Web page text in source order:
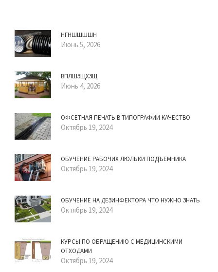
НГНШШШШН
Июнь 5, 2026
ВПЛШЗЩХЗЩ
Июнь 4, 2026
ОФСЕТНАЯ ПЕЧАТЬ В ТИПОГРАФИИ КАЧЕСТВО
Октябрь 19, 2024
ОБУЧЕНИЕ РАБОЧИХ ЛЮЛЬКИ ПОДЪЕМНИКА
Октябрь 19, 2024
ОБУЧЕНИЕ НА ДЕЗИНФЕКТОРА ЧТО НУЖНО ЗНАТЬ
Октябрь 19, 2024
КУРСЫ ПО ОБРАЩЕНИЮ С МЕДИЦИНСКИМИ
ОТХОДАМИ
Октябрь 19, 2024